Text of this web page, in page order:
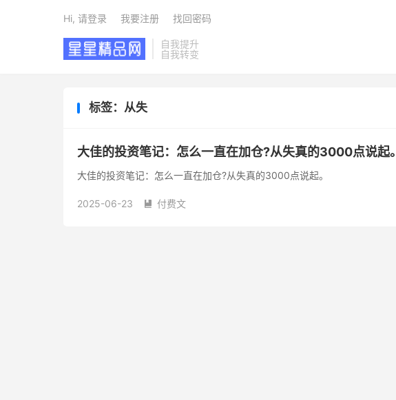
自我提升
自我转变
Hi, 请登录 我要注册 找回密码
标签：从失
大佳的投资笔记：怎么一直在加仓?从失真的3000点说起。
大佳的投资笔记：怎么一直在加仓?从失真的3000点说起。
2025-06-23  付费文